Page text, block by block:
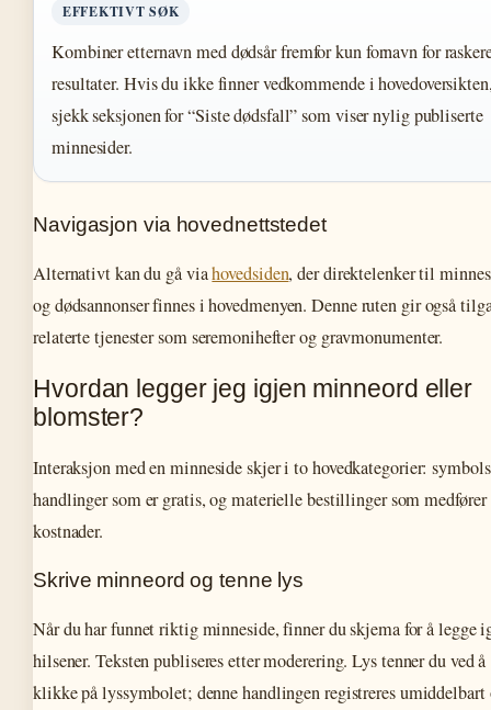
EFFEKTIVT SØK
Kombiner etternavn med dødsår fremfor kun fornavn for
resultater. Hvis du ikke finner vedkommende i
sjekk seksjonen for “Siste dødsfall” som viser nylig publiserte
minnesider.
Navigasjon via hovednettstedet
Alternativt kan du gå viahovedsiden, der direktelenker til
og dødsannonser finnes i hovedmenyen. Denne ruten gir også
relaterte tjenester som seremonihefter og gravmonumenter.
Hvordan legger jeg igjen minneord eller
blomster?
Interaksjon med en minneside skjer i to hovedkategorier:
handlinger som er gratis, og materielle bestillinger som medfører
kostnader.
Skrive minneord og tenne lys
Når du har funnet riktig minneside, finner du skjema for å legge
hilsener. Teksten publiseres etter moderering. Lys tenner du ved å
klikke på lyssymbolet; denne handlingen registreres umiddelbart